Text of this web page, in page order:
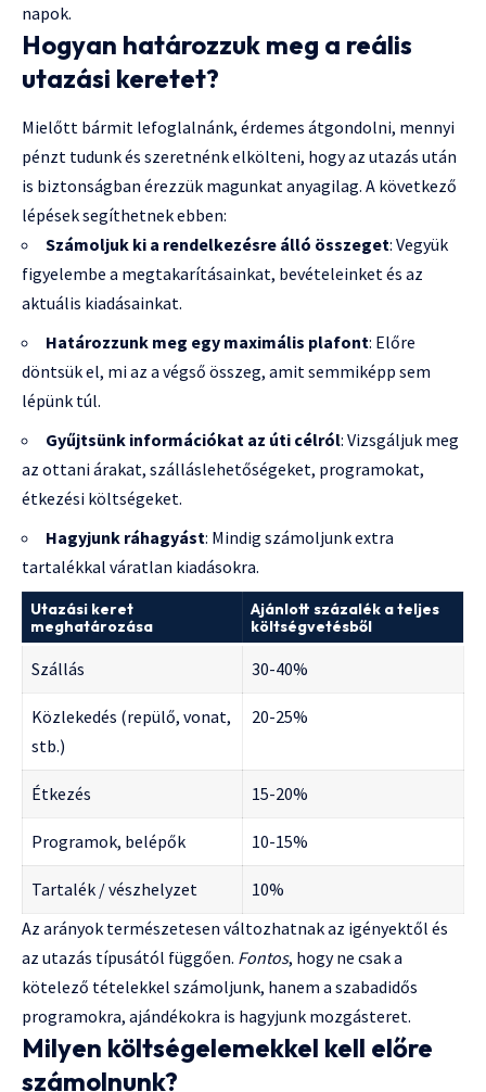
napok.
Hogyan határozzuk meg a reális
utazási keretet?
Mielőtt bármit lefoglalnánk, érdemes átgondolni, mennyi
pénzt tudunk és szeretnénk elkölteni, hogy az utazás után
is biztonságban érezzük magunkat anyagilag. A következő
lépések segíthetnek ebben:
Számoljuk ki a rendelkezésre álló összeget: Vegyük
figyelembe a megtakarításainkat, bevételeinket és az
aktuális kiadásainkat.
Határozzunk meg egy maximális plafont: Előre
döntsük el, mi az a végső összeg, amit semmiképp sem
lépünk túl.
Gyűjtsünk információkat az úti célról: Vizsgáljuk meg
az ottani árakat, szálláslehetőségeket, programokat,
étkezési költségeket.
Hagyjunk ráhagyást: Mindig számoljunk extra
tartalékkal váratlan kiadásokra.
Utazási keret
meghatározása
Ajánlott százalék a teljes
költségvetésből
Szállás 30-40%
Közlekedés (repülő, vonat,
stb.)
20-25%
Étkezés 15-20%
Programok, belépők 10-15%
Tartalék / vészhelyzet
10%
Az arányok természetesen változhatnak az igényektől és
az utazás típusától függően. Fontos, hogy ne csak a
kötelező tételekkel számoljunk, hanem a szabadidős
programokra, ajándékokra is hagyjunk mozgásteret.
Milyen költségelemekkel kell előre
számolnunk?